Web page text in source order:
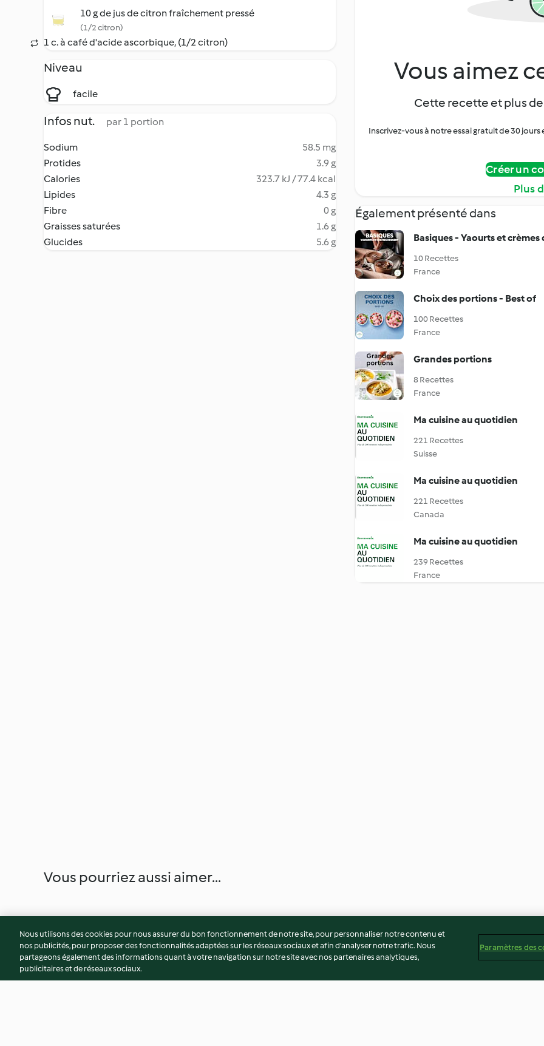
10 g de jus de citron fraîchement pressé
(1/2 citron)
1 c. à café d'acide ascorbique, (1/2 citron)
Niveau
facile
Infos nut. par 1 portion
Sodium
58.5 mg
Protides
3.9 g
Calories
323.7 kJ / 77.4 kcal
Lipides
4.3 g
Fibre
0 g
Graisses saturées
1.6 g
Glucides
5.6 g
Vous aimez
Cette recette et plus
Inscrivez-vous à notre essai gratuit de 30
Créer un
Plus
Également présenté dans
Basiques - Yaourts et crèmes
10 Recettes
France
Choix des portions - Best of
100 Recettes
France
Grandes portions
8 Recettes
France
Ma cuisine au quotidien
221 Recettes
Suisse
Ma cuisine au quotidien
221 Recettes
Canada
Ma cuisine au quotidien
239 Recettes
France
Vous pourriez aussi aimer...
Nous utilisons des cookies pour nous assurer du bon fonctionnement de notre site, pour personnaliser notre contenu et
nos publicités, pour proposer des fonctionnalités adaptées sur les réseaux sociaux et afin d’analyser notre trafic. Nous
partageons également des informations quant à votre navigation sur notre site avec nos partenaires analytiques,
publicitaires et de réseaux sociaux.
Paramètres des